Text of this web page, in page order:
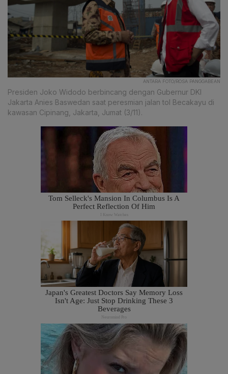
ANTARA FOTO/ROSA PANGGABEAN
Presiden Joko Widodo berbincang dengan Gubernur DKI
Jakarta Anies Baswedan saat peresmian jalan tol Becakayu di
kawasan Cipinang, Jakarta, Jumat (3/11).